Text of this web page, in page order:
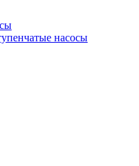
насосы